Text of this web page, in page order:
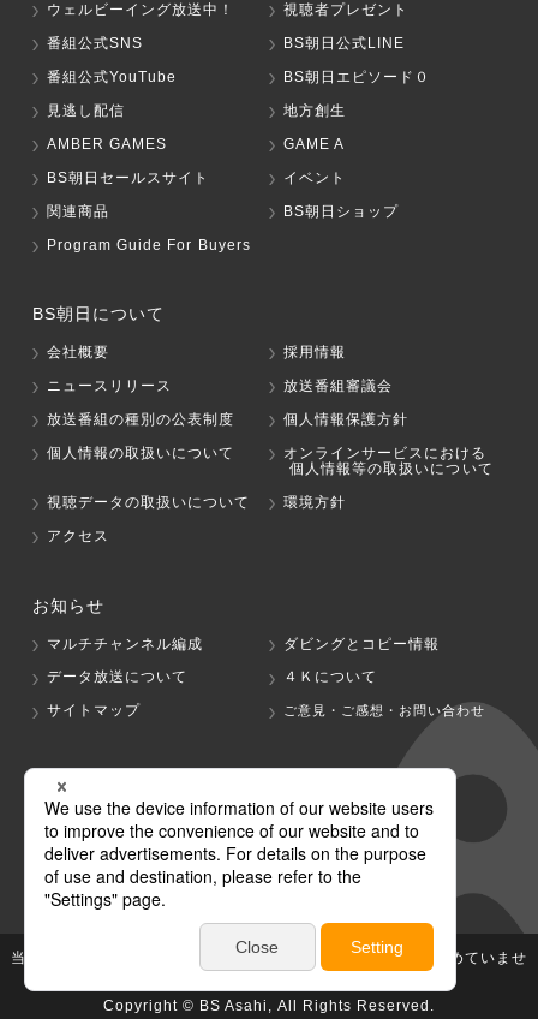
ウェルビーイング放送中！
視聴者プレゼント
番組公式SNS
BS朝日公式LINE
番組公式YouTube
BS朝日エピソード０
見逃し配信
地方創生
AMBER GAMES
GAME A
BS朝日セールスサイト
イベント
関連商品
BS朝日ショップ
Program Guide For Buyers
BS朝日について
会社概要
採用情報
ニュースリリース
放送番組審議会
放送番組の種別の公表制度
個人情報保護方針
個人情報の取扱いについて
オンラインサービスにおける
個人情報等の取扱いについて
視聴データの取扱いについて
環境方針
アクセス
お知らせ
マルチチャンネル編成
ダビングとコピー情報
データ放送について
４Ｋについて
サイトマップ
ご意見・ご感想・お問い合わせ
グループ会社
テレビ朝日 テレ朝チャンネル
当社が著作権、著作隣接権を有する放送番組等の無断利用は認めていませ
ん。
Copyright © BS Asahi, All Rights Reserved.